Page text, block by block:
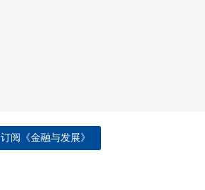
订阅《金融与发展》